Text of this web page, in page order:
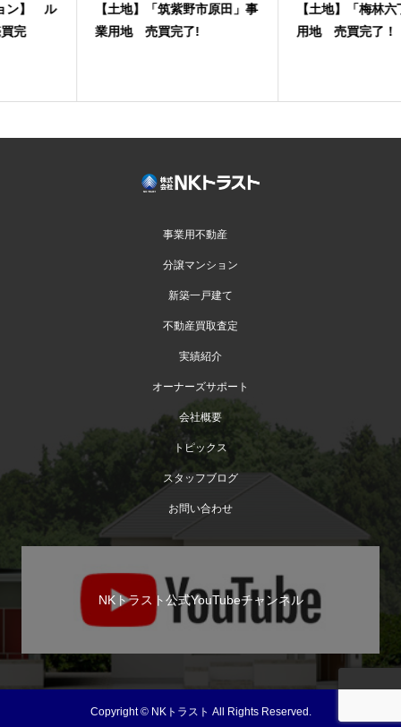
【土地】「筑紫野市原田」事
業用地 売買完了!
【土地】「梅林六丁目」事業
用地 売買完了！
事業用不動産
分譲マンション
新築一戸建て
不動産買取査定
実績紹介
オーナーズサポート
会社概要
トピックス
スタッフブログ
お問い合わせ
NKトラスト公式YouTubeチャンネル
Copyright © NKトラスト All Rights Reserved.
TEL